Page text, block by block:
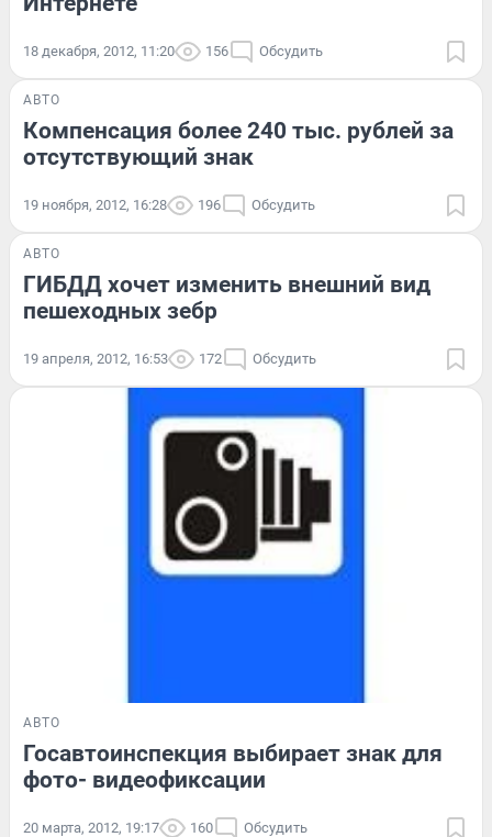
18 декабря, 2012, 11:20 156 Обсудить
АВТО
Компенсация более 240 тыс. рублей за
отсутствующий знак
19 ноября, 2012, 16:28 196 Обсудить
АВТО
ГИБДД хочет изменить внешний вид
пешеходных зебр
19 апреля, 2012, 16:53 172 Обсудить
АВТО
Госавтоинспекция выбирает знак для
фото- видеофиксации
20 марта, 2012, 19:17 160 Обсудить